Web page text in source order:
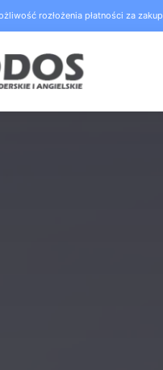
rozłożenia płatności za zakup